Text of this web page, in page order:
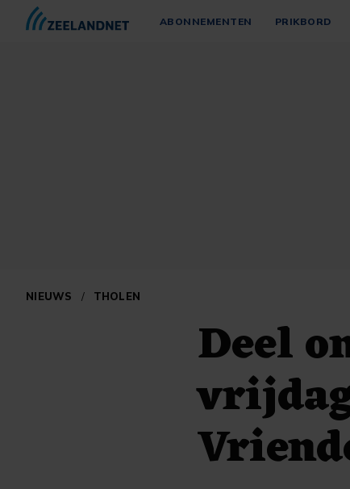
ABONNEMENTEN PRIKBORD
NIEUWS / THOLEN
Deel